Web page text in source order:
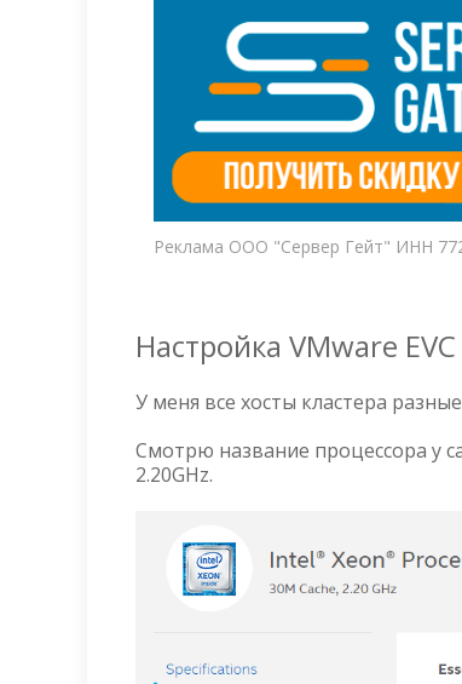
Реклама ООО "Сервер Гейт" ИНН
Настройка VMware
У меня все хосты кластера
Смотрю название процессора у
2.20GHz.